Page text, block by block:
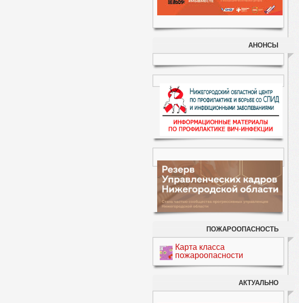
АНОНСЫ
ПОЖАРООПАСНОСТЬ
Карта класса
пожароопасности
АКТУАЛЬНО